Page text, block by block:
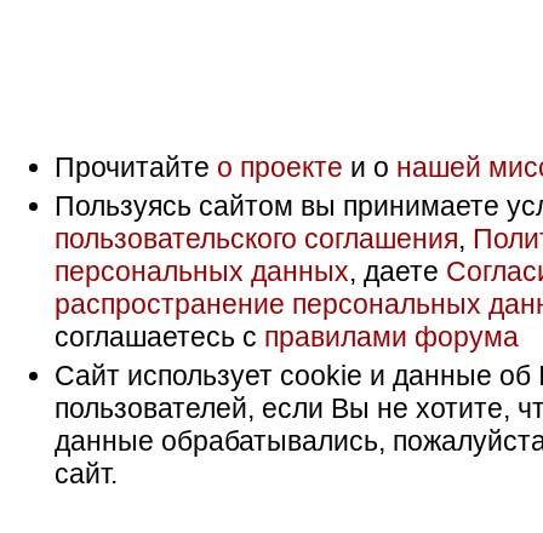
Прочитайте о проекте и о нашей
Пользуясь сайтом вы принимаете
пользовательского соглашения,
персональных данных, даете
распространение персональных
соглашаетесь с правилами форума
Сайт использует cookie и данные об
пользователей, если Вы не хотите,
данные обрабатывались,
сайт.